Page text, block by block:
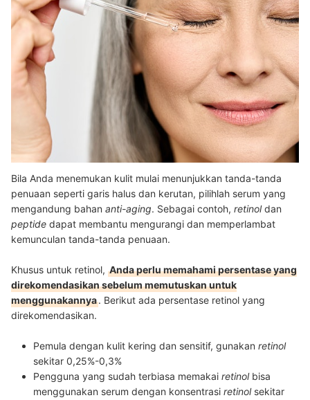
Bila Anda menemukan kulit mulai menunjukkan tanda-tanda
penuaan seperti garis halus dan kerutan, pilihlah serum yang
mengandung bahan anti-aging. Sebagai contoh, retinoldan
peptide dapat membantu mengurangi dan memperlambat
kemunculan tanda-tanda penuaan.
Khusus untuk retinol, Anda perlu memahami persentase yang
direkomendasikan sebelum memutuskan untuk
menggunakannya. Berikut ada persentase retinol yang
direkomendasikan.
Pemula dengan kulit kering dan sensitif, gunakan retinol
sekitar 0,25%-0,3%
Pengguna yang sudah terbiasa memakai retinolbisa
menggunakan serum dengan konsentrasi retinolsekitar